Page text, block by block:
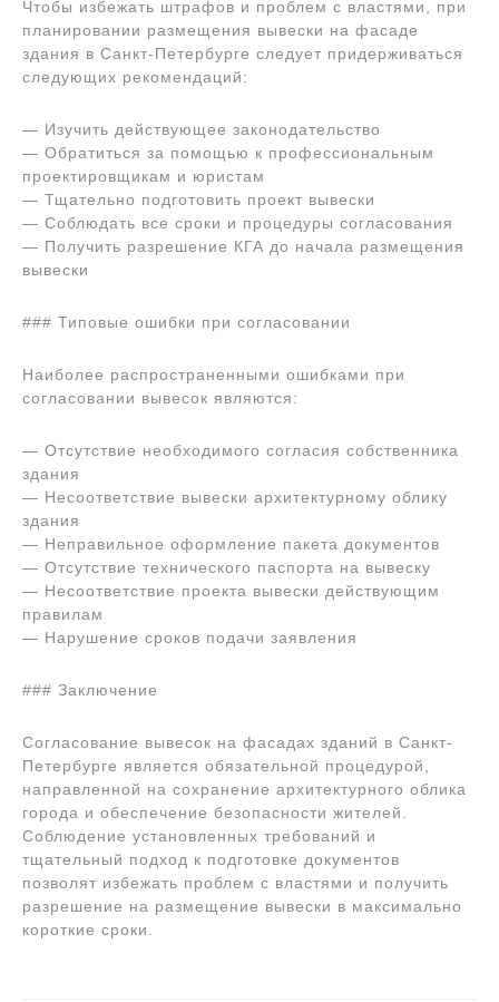
Чтобы избежать штрафов и проблем с властями, при
планировании размещения вывески на фасаде
здания в Санкт-Петербурге следует придерживаться
следующих рекомендаций:
— Изучить действующее законодательство
— Обратиться за помощью к профессиональным
проектировщикам и юристам
— Тщательно подготовить проект вывески
— Соблюдать все сроки и процедуры согласования
— Получить разрешение КГА до начала размещения
вывески
### Типовые ошибки при согласовании
Наиболее распространенными ошибками при
согласовании вывесок являются:
— Отсутствие необходимого согласия собственника
здания
— Несоответствие вывески архитектурному облику
здания
— Неправильное оформление пакета документов
— Отсутствие технического паспорта на вывеску
— Несоответствие проекта вывески действующим
правилам
— Нарушение сроков подачи заявления
### Заключение
Согласование вывесок на фасадах зданий в Санкт-
Петербурге является обязательной процедурой,
направленной на сохранение архитектурного облика
города и обеспечение безопасности жителей.
Соблюдение установленных требований и
тщательный подход к подготовке документов
позволят избежать проблем с властями и получить
разрешение на размещение вывески в максимально
короткие сроки.